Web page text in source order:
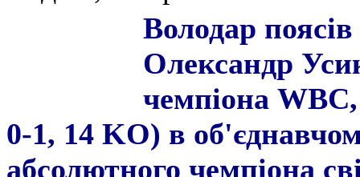
Володар
Олександр
чемпіона
0-1, 14 KO) в
абсолютного чемпіона